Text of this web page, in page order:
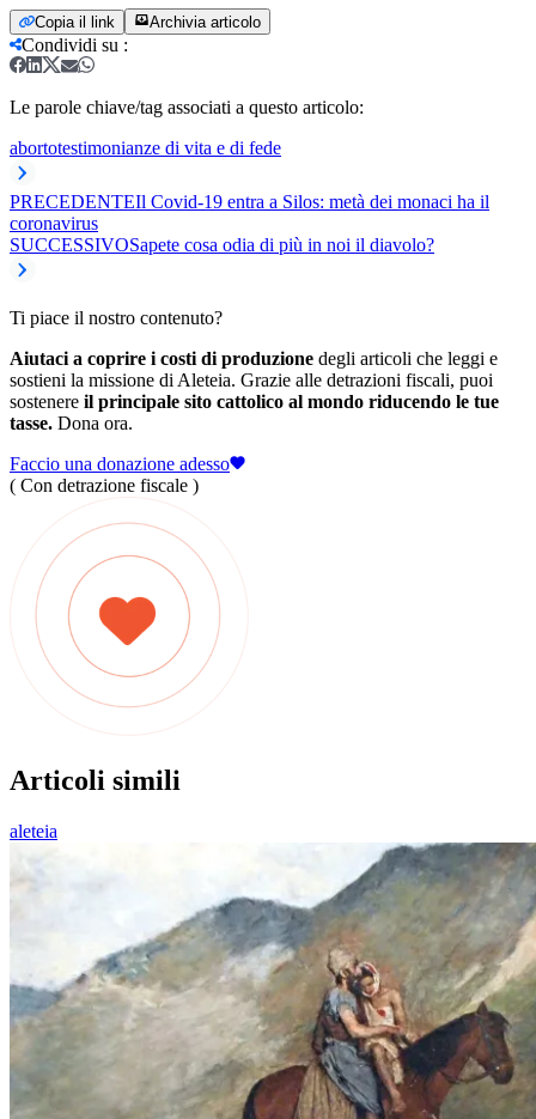
Copia il link Archivia articolo
Condividi su :
Le parole chiave/tag associati a questo articolo:
abortotestimonianze di vita e di fede
PRECEDENTEIl Covid-19 entra a Silos: metà dei monaci ha il
coronavirus
SUCCESSIVOSapete cosa odia di più in noi il diavolo?
Ti piace il nostro contenuto?
Aiutaci a coprire i costi di produzione degli articoli che leggi e
sostieni la missione di Aleteia. Grazie alle detrazioni fiscali, puoi
sostenere il principale sito cattolico al mondo riducendo le tue
tasse. Dona ora.
Faccio una donazione adesso
( Con detrazione fiscale )
Articoli simili
aleteia